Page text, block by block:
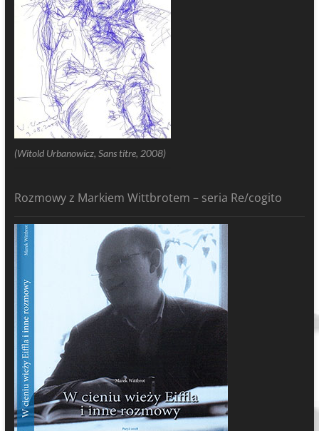
(Witold Urbanowicz, Sans titre, 2008)
Rozmowy z Markiem Wittbrotem – seria Re/cogito